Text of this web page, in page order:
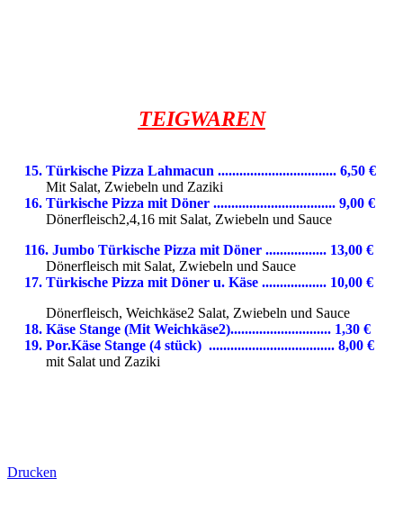
TEIGWAREN
15. Türkische Pizza Lahmacun ................................. 6,50 €
Mit Salat, Zwiebeln und Zaziki
16. Türkische Pizza mit Döner .................................. 9,00 €
Dönerfleisch2,4,16 mit Salat, Zwiebeln und Sauce
116. Jumbo Türkische Pizza mit Döner ................. 13,00 €
Dönerfleisch mit Salat, Zwiebeln und Sauce
17. Türkische Pizza mit Döner u. Käse .................. 10,00 €
Dönerfleisch, Weichkäse2 Salat, Zwiebeln und Sauce
18. Käse Stange (Mit Weichkäse2)............................ 1,30 €
19. Por.Käse Stange (4 stück) ................................... 8,00 €
mit Salat und Zaziki
Drucken